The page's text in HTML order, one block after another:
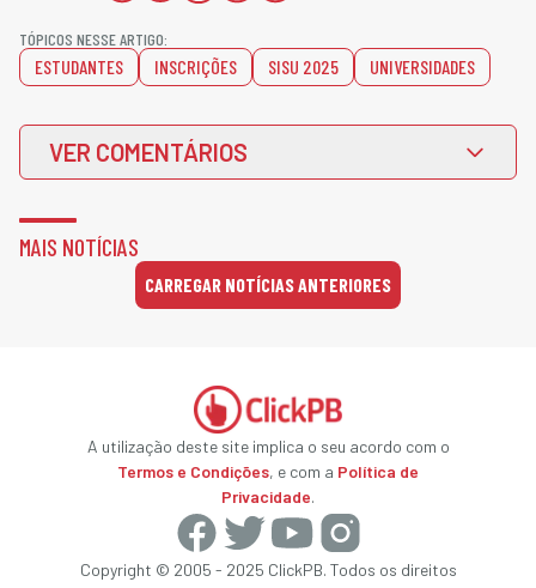
TÓPICOS NESSE ARTIGO:
ESTUDANTES INSCRIÇÕES SISU 2025 UNIVERSIDADES
VER COMENTÁRIOS
MAIS NOTÍCIAS
CARREGAR NOTÍCIAS ANTERIORES
A utilização deste site implica o seu acordo com o
Termos e Condições, e com a Política de
Privacidade.
Copyright © 2005 - 2025 ClickPB. Todos os direitos